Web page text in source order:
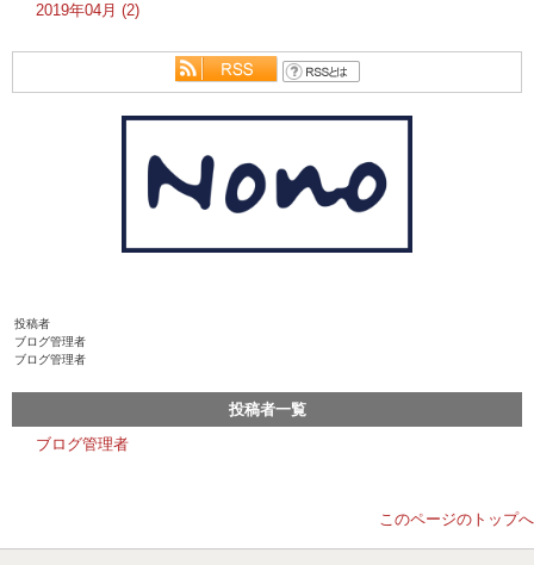
2019年04月 (2)
投稿者
ブログ管理者
ブログ管理者
投稿者一覧
ブログ管理者
このページのトップへ